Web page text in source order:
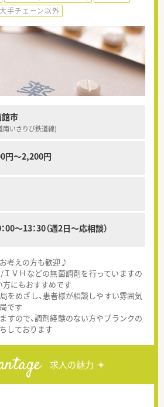
大手チェーン以外
市
南いさりび鉄道線)
円～2,200円
00～13：30（週2日～応相談）
考えの方も歓迎♪
ＶＨなどの無菌調剤を行っていますの
方にもおすすめです
をめざし、患者様が相談しやすい雰囲気
です
すので、調剤経験のない方やブランクの
しております
求人の魅力